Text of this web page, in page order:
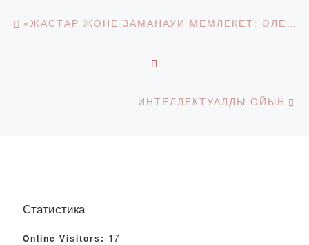
Post navigation
ИНТЕЛЛЕКТУАЛДЫ ОЙЫН
Статистика
Online Visitors: 17